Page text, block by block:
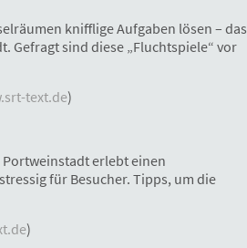
knifflige Aufgaben lösen – das
Gefragt sind diese „Fluchtspiele“ vor
text.de)
Portweinstadt erlebt einen
für Besucher. Tipps, um die
)